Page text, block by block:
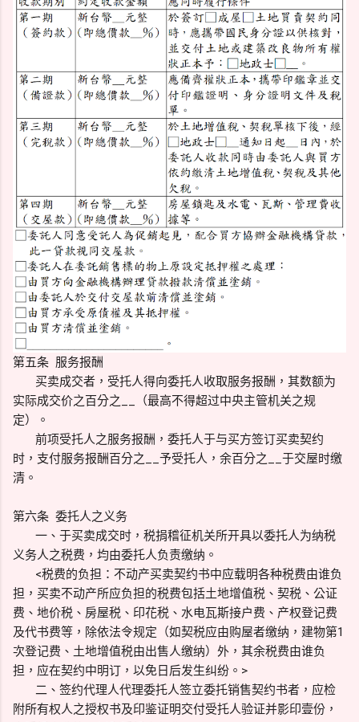
第五条 服务报酬
买卖成交者，受托人得向委托人收取服务报酬，其数额为
实际成交价之百分之__（最高不得超过中央主管机关之规
定）。
前项受托人之服务报酬，委托人于与买方签订买卖契约
时，支付服务报酬百分之__予受托人，余百分之__于交屋时缴
清。
第六条 委托人之义务
一、于买卖成交时，税捐稽征机关所开具以委托人为纳税
义务人之税费，均由委托人负责缴纳。
<税费的负担：不动产买卖契约书中应载明各种税费由谁负
担，买卖不动产所应负担的税费包括土地增值税、契税、公证
费、地价税、房屋税、印花税、水电瓦斯接户费、产权登记费
及代书费等，除依法令规定（如契税应由购屋者缴纳，建物第1
次登记费、土地增值税由出售人缴纳）外，其余税费由谁负
担，应在契约中明订，以免日后发生纠纷。>
二、签约代理人代理委托人签立委托销售契约书者，应检
附所有权人之授权书及印鉴证明交付受托人验证并影印壹份，